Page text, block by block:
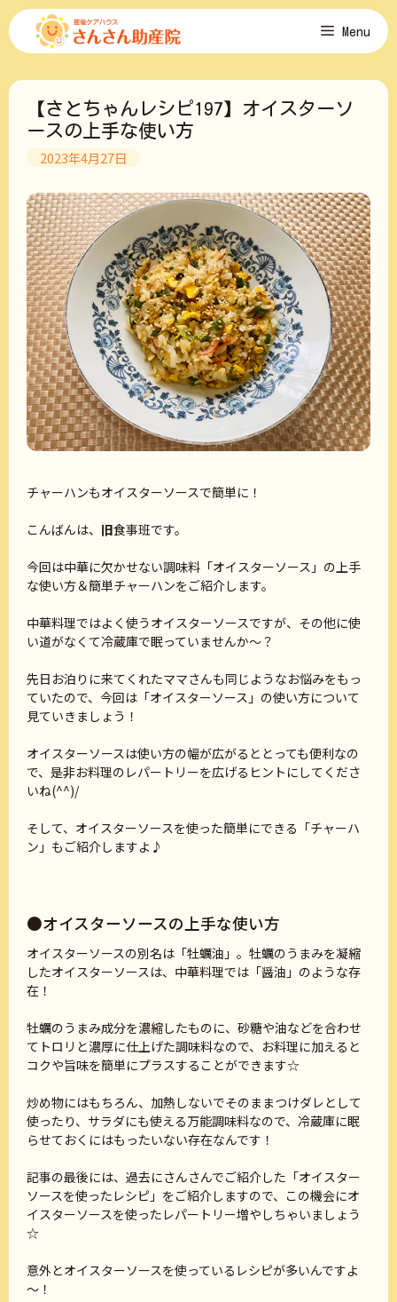
コ
ン
ツ
Menu
【さとちゃんレシピ197】オイスターソ
ースの上手な使い方
2023年4月27日
チャーハンもオイスターソースで簡単に！
こんばんは、 旧食事班です。
今回は中華に欠かせない調味料「オイスターソース」の上手
な使い方＆簡単チャーハンをご紹介します。
中華料理ではよく使うオイスターソースですが、その他に使
い道がなくて冷蔵庫で眠っていませんか～？
先日お泊りに来てくれたママさんも同じようなお悩みをもっ
ていたので、今回は「オイスターソース」の使い方について
見ていきましょう！
オイスターソースは使い方の幅が広がるととっても便利なの
で、是非お料理のレパートリーを広げるヒントにしてくださ
いね(^^)/
そして、オイスターソースを使った簡単にできる「チャーハ
ン」もご紹介しますよ♪
●オイスターソースの上手な使い方
オイスターソースの別名は「牡蠣油」。牡蠣のうまみを凝縮
したオイスターソースは、中華料理では「醤油」のような存
在！
牡蠣のうまみ成分を濃縮したものに、砂糖や油などを合わせ
てトロリと濃厚に仕上げた調味料なので、お料理に加えると
コクや旨味を簡単にプラスすることができます☆
炒め物にはもちろん、加熱しないでそのままつけダレとして
使ったり、サラダにも使える万能調味料なので、冷蔵庫に眠
らせておくにはもったいない存在なんです！
記事の最後には、過去にさんさんでご紹介した「オイスター
ソースを使ったレシピ」をご紹介しますので、この機会にオ
イスターソースを使ったレパートリー増やしちゃいましょう
☆
意外とオイスターソースを使っているレシピが多いんですよ
～！